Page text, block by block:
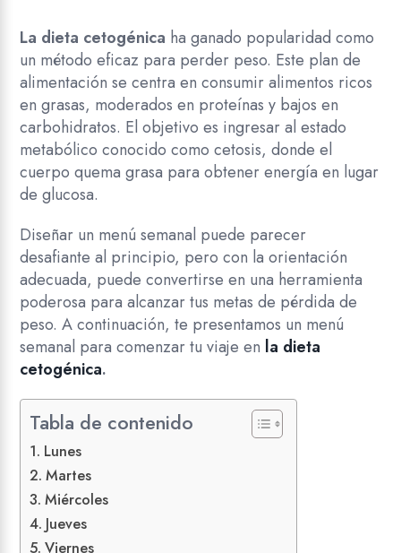
La dieta cetogénica ha ganado popularidad como
un método eficaz para perder peso. Este plan de
alimentación se centra en consumir alimentos ricos
en grasas, moderados en proteínas y bajos en
carbohidratos. El objetivo es ingresar al estado
metabólico conocido como cetosis, donde el
cuerpo quema grasa para obtener energía en lugar
de glucosa.
Diseñar un menú semanal puede parecer
desafiante al principio, pero con la orientación
adecuada, puede convertirse en una herramienta
poderosa para alcanzar tus metas de pérdida de
peso. A continuación, te presentamos un menú
semanal para comenzar tu viaje en la dieta
cetogénica.
Tabla de contenido
Lunes
Martes
Miércoles
Jueves
Viernes